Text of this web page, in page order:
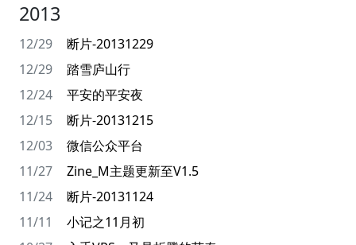
2013
12/29
断片-20131229
12/29
踏雪庐山行
12/24
平安的平安夜
12/15
断片-20131215
12/03
微信公众平台
11/27
Zine_M主题更新至V1.5
11/24
断片-20131124
11/11
小记之11月初